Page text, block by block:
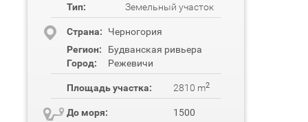
Тип:
Земельный участок
Cтрана:
Черногория
Регион:
Будванская ривьера
Город:
Режевичи
Площадь участка: 2810 m2
До моря:
1500